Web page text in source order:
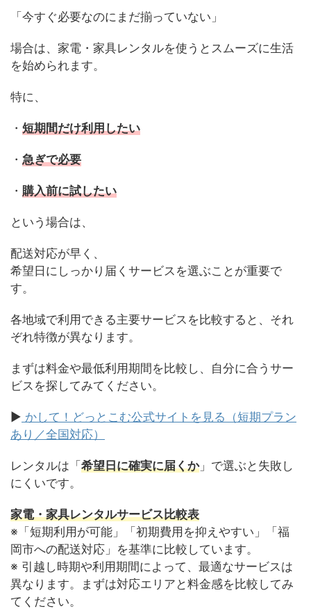
「今すぐ必要なのにまだ揃っていない」
場合は、家電・家具レンタルを使うとスムーズに生活
を始められます。
特に、
・ 短期間だけ利用したい
・ 急ぎで必要
・ 購入前に試したい
という場合は、
配送対応が早く、
希望日にしっかり届くサービスを選ぶことが重要で
す。
各地域で利用できる主要サービスを比較すると、それ
ぞれ特徴が異なります。
まずは料金や最低利用期間を比較し、自分に合うサー
ビスを探してみてください。
▶ かして！どっとこむ公式サイトを見る（短期プラン
あり／全国対応）
レンタルは「希望日に確実に届くか」で選ぶと失敗し
にくいです。
家電・家具レンタルサービス比較表
※「短期利用が可能」「初期費用を抑えやすい」「福
岡市への配送対応」を基準に比較しています。
※ 引越し時期や利用期間によって、最適なサービスは
異なります。まずは対応エリアと料金感を比較してみ
てください。